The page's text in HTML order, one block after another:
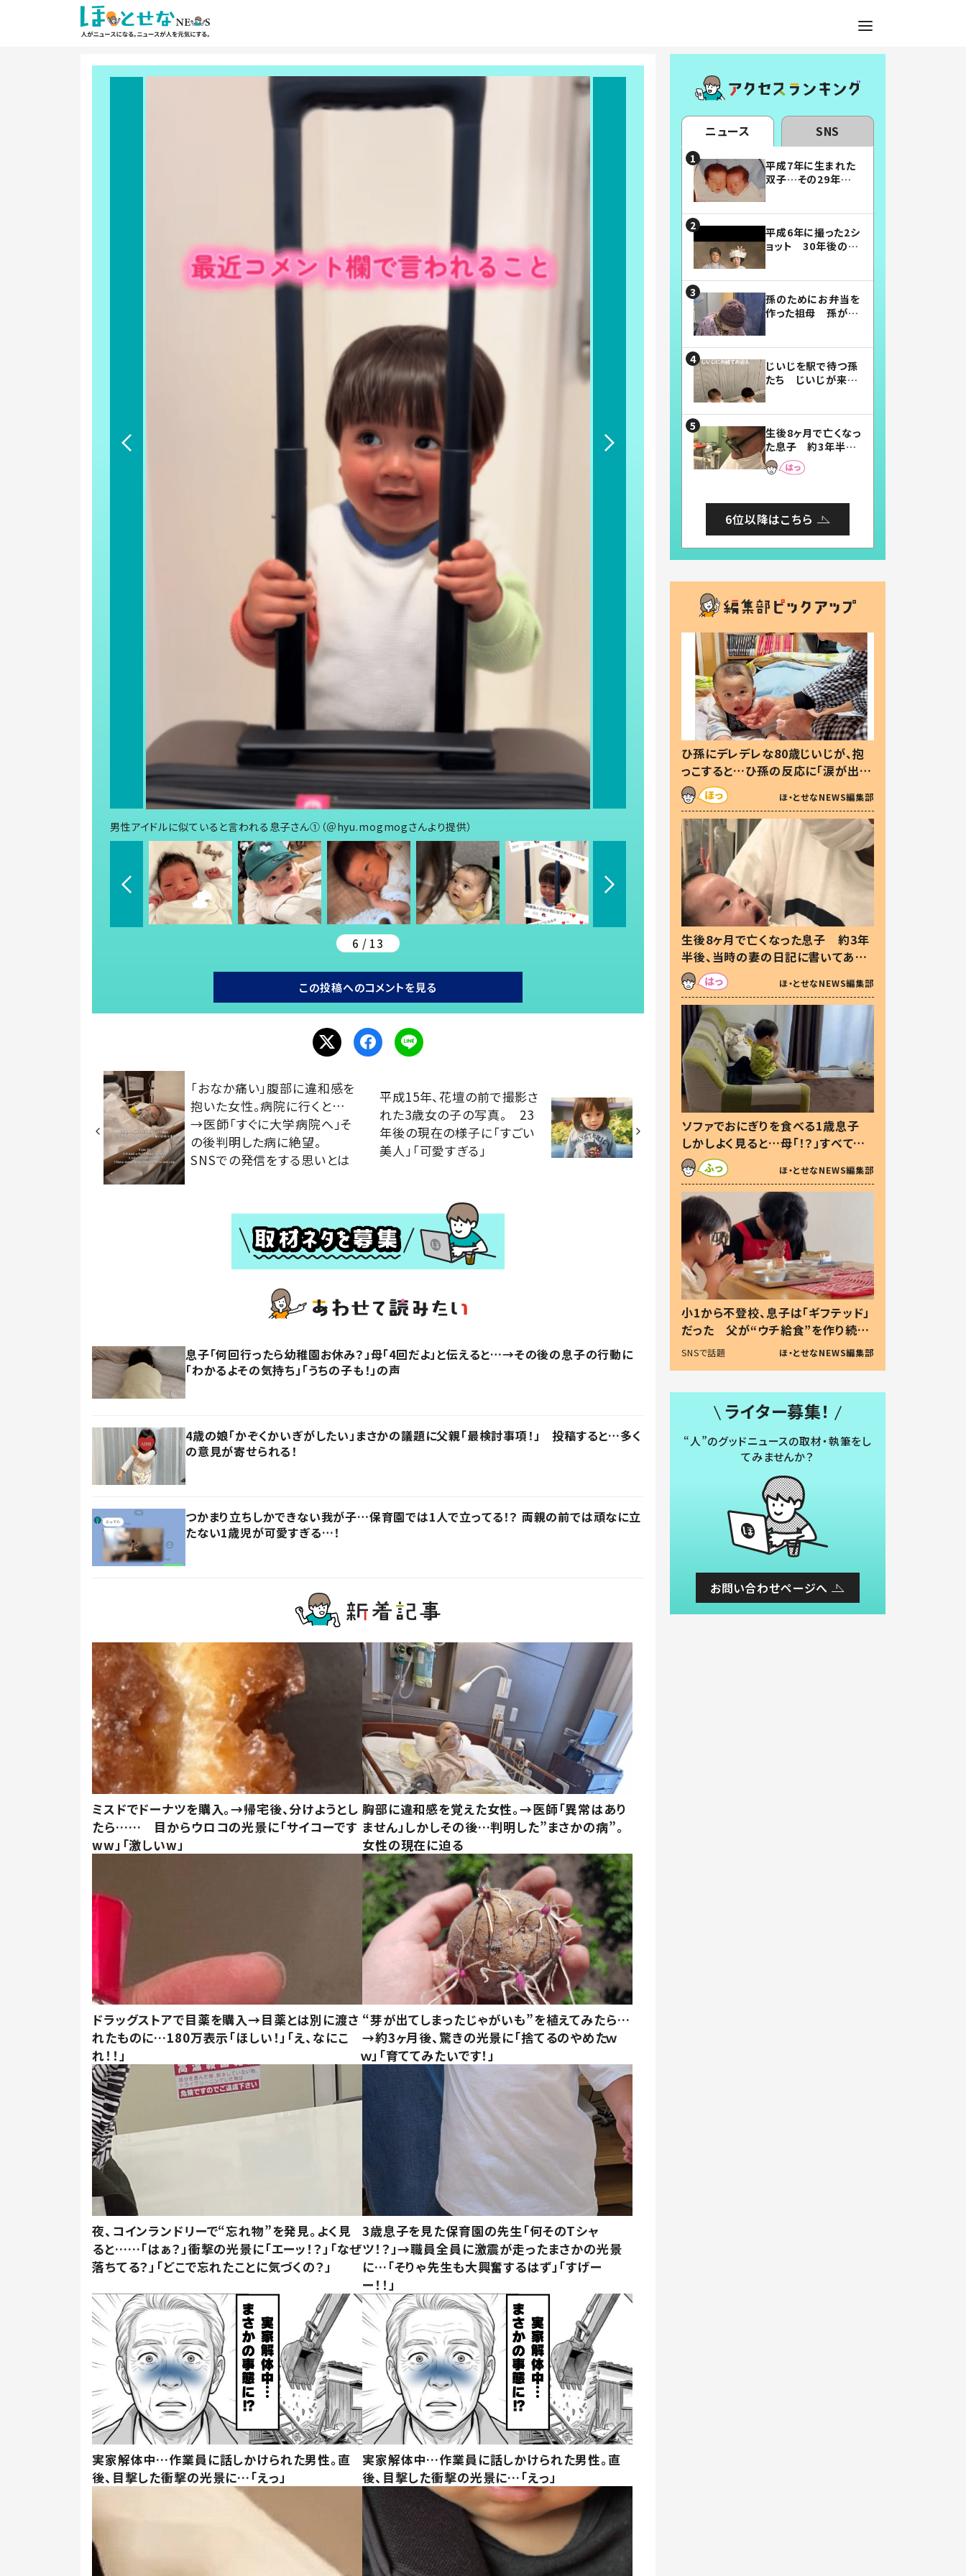
男性アイドルに似ていると言われる息子さん①（＠hyu.mogmogさんより提供）
6 / 13
この投稿へのコメントを見る
「おなか痛い」腹部に違和感を
抱いた女性。病院に行くと…
→医師「すぐに大学病院へ」そ
の後判明した病に絶望。
SNSでの発信をする思いとは
平成15年、花壇の前で撮影さ
れた3歳女の子の写真。 23
年後の現在の様子に「すごい
美人」「可愛すぎる」
息子「何回行ったら幼稚園お休み？」母「4回だよ」と伝えると…→その後の息子の行動に
「わかるよその気持ち」「うちの子も！」の声
4歳の娘「かぞくかいぎがしたい」まさかの議題に父親「最検討事項！」 投稿すると…多く
の意見が寄せられる！
つかまり立ちしかできない我が子…保育園では1人で立ってる！？ 両親の前では頑なに立
たない1歳児が可愛すぎる…！
ミスドでドーナツを購入。→帰宅後、分けようとし
たら…… 目からウロコの光景に「サイコーです
ww」「激しいw」
胸部に違和感を覚えた女性。→医師「異常はあり
ません」しかしその後…判明した”まさかの病”。
女性の現在に迫る
ドラッグストアで目薬を購入→目薬とは別に渡さ
れたものに…180万表示「ほしい！」「え、なにこ
れ！！」
“芽が出てしまったじゃがいも”を植えてみたら…
→約3ヶ月後、驚きの光景に「捨てるのやめたｗ
ｗ」「育ててみたいです！」
夜、コインランドリーで“忘れ物”を発見。よく見
ると……「はぁ？」衝撃の光景に「エーッ！？」「なぜ
落ちてる？」「どこで忘れたことに気づくの？」
3歳息子を見た保育園の先生「何そのTシャ
ツ！？」→職員全員に激震が走ったまさかの光景
に…「そりゃ先生も大興奮するはず」「すげー
ー！！」
実家解体中…作業員に話しかけられた男性。直
後、目撃した衝撃の光景に…「えっ」
実家解体中…作業員に話しかけられた男性。直
後、目撃した衝撃の光景に…「えっ」
ニュース SNS
平成7年に生まれた
双子…その29年後
平成6年に撮った2シ
ョット 30年後の姿
孫のためにお弁当を
作った祖母 孫が絶
じいじを駅で待つ孫
たち じいじが来た
まらない」「幸せにな
れる」
生後8ヶ月で亡くなっ
た息子 約3年半
後、当時の妻の日記
に書いてあった本音
6位以降はこちら
ひ孫にデレデレな80歳じいじが、抱
っこすると…ひ孫の反応に「涙が出ま
した」「可愛くて仕方ない」
ほ・とせなNEWS編集部
生後8ヶ月で亡くなった息子 約3年
半後、当時の妻の日記に書いてあっ
た本音とは
ほ・とせなNEWS編集部
ソファでおにぎりを食べる1歳息子
しかしよく見ると…母「！？」すべてを
察した母の投稿に「可愛いから許
す！」「現行犯〜」
ほ・とせなNEWS編集部
小1から不登校、息子は「ギフテッド」
だった 父が“ウチ給食”を作り続け
る理由とは #令和の親 #令和の子
SNSで話題 ほ・とせなNEWS編集部
ライター募集！
“人”のグッドニュースの取材・執筆をし
てみませんか？
お問い合わせページへ